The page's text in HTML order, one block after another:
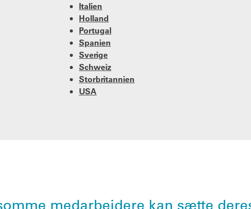
Italien
Holland
Portugal
Spanien
Sverige
Schweiz
Storbritannien
USA
medarbejdere kan sætte